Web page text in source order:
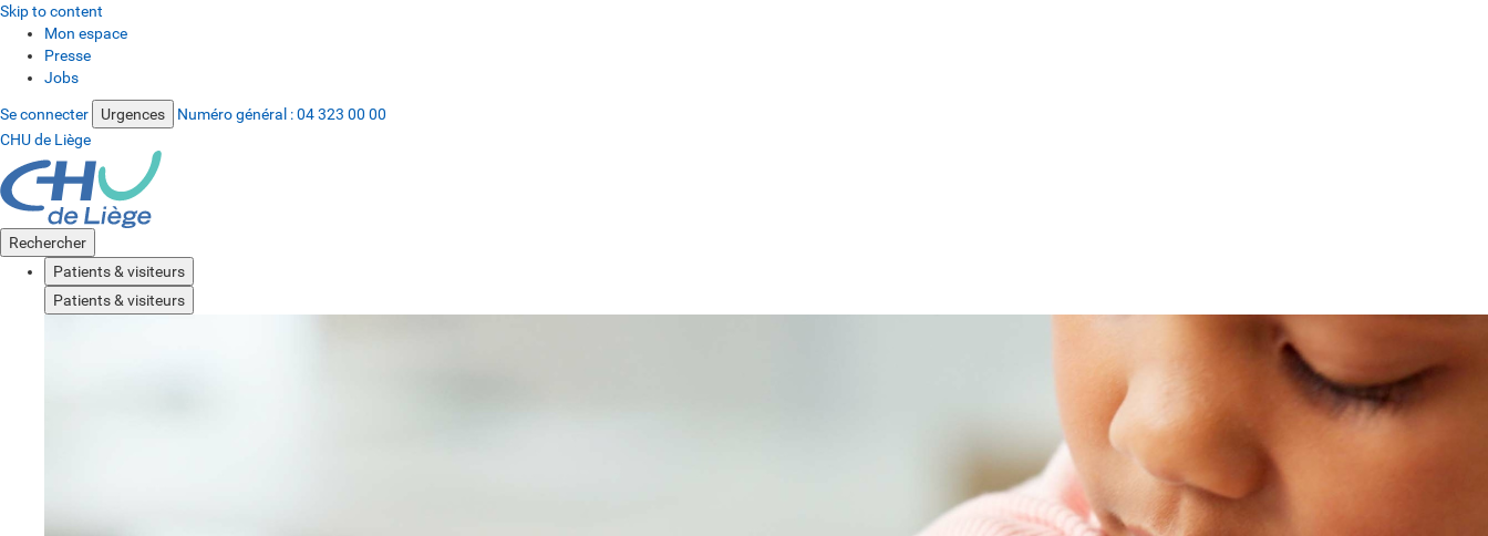
Skip to content
Mon espace
Presse
Jobs
Se connecter Urgences Numéro général :04 323 00 00
CHU de Liège
Rechercher
Patients & visiteurs
Patients & visiteurs